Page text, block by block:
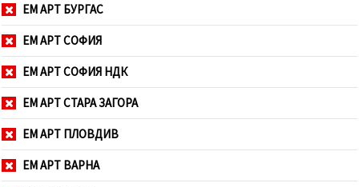
ЕМ АРТ БУРГАС
ЕМ АРТ СОФИЯ
ЕМ АРТ СОФИЯ НДК
ЕМ АРТ СТАРА ЗАГОРА
ЕМ АРТ ПЛОВДИВ
ЕМ АРТ ВАРНА